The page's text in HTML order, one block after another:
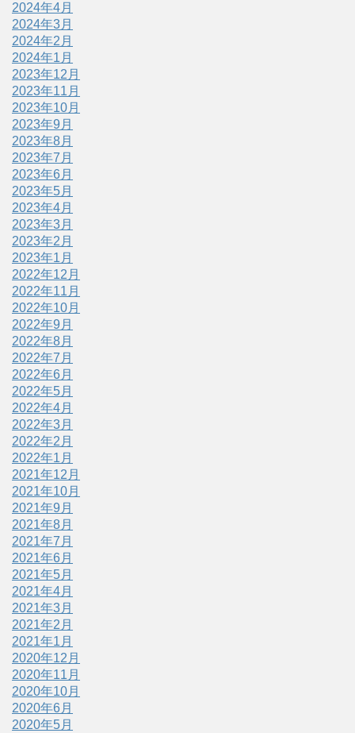
2024年4月
2024年3月
2024年2月
2024年1月
2023年12月
2023年11月
2023年10月
2023年9月
2023年8月
2023年7月
2023年6月
2023年5月
2023年4月
2023年3月
2023年2月
2023年1月
2022年12月
2022年11月
2022年10月
2022年9月
2022年8月
2022年7月
2022年6月
2022年5月
2022年4月
2022年3月
2022年2月
2022年1月
2021年12月
2021年10月
2021年9月
2021年8月
2021年7月
2021年6月
2021年5月
2021年4月
2021年3月
2021年2月
2021年1月
2020年12月
2020年11月
2020年10月
2020年6月
2020年5月